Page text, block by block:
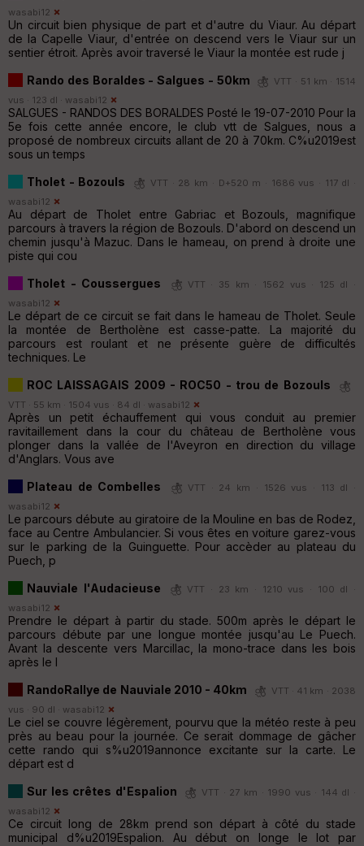
wasabi12
Un circuit bien physique de part et d'autre du Viaur. Au départ
de la Capelle Viaur, d'entrée on descend vers le Viaur sur un
sentier étroit. Après avoir traversé le Viaur la montée est rude j
Rando des Boraldes - Salgues - 50km
VTT · 51 km · 1514
vus · 123 dl · wasabi12
SALGUES - RANDOS DES BORALDES Posté le 19-07-2010 Pour la
5e fois cette année encore, le club vtt de Salgues, nous a
proposé de nombreux circuits allant de 20 à 70km. C%u2019est
sous un temps
Tholet - Bozouls
VTT · 28 km · D+520 m · 1686 vus · 117 dl ·
wasabi12
Au départ de Tholet entre Gabriac et Bozouls, magnifique
parcours à travers la région de Bozouls. D'abord on descend un
chemin jusqu'à Mazuc. Dans le hameau, on prend à droite une
piste qui cou
Tholet - Coussergues
VTT · 35 km · 1562 vus · 125 dl ·
wasabi12
Le départ de ce circuit se fait dans le hameau de Tholet. Seule
la montée de Bertholène est casse-patte. La majorité du
parcours est roulant et ne présente guère de difficultés
techniques. Le
ROC LAISSAGAIS 2009 - ROC50 - trou de Bozouls
VTT · 55 km · 1504 vus · 84 dl · wasabi12
Après un petit échauffement qui vous conduit au premier
ravitaillement dans la cour du château de Bertholène vous
plonger dans la vallée de l'Aveyron en direction du village
d'Anglars. Vous ave
Plateau de Combelles
VTT · 24 km · 1526 vus · 113 dl ·
wasabi12
Le parcours débute au giratoire de la Mouline en bas de Rodez,
face au Centre Ambulancier. Si vous êtes en voiture garez-vous
sur le parking de la Guinguette. Pour accèder au plateau du
Puech, p
Nauviale l'Audacieuse
VTT · 23 km · 1210 vus · 100 dl ·
wasabi12
Prendre le départ à partir du stade. 500m après le départ le
parcours débute par une longue montée jusqu'au Le Puech.
Avant la descente vers Marcillac, la mono-trace dans les bois
après le l
RandoRallye de Nauviale 2010 - 40km
VTT · 41 km · 2038
vus · 90 dl · wasabi12
Le ciel se couvre légèrement, pourvu que la météo reste à peu
près au beau pour la journée. Ce serait dommage de gâcher
cette rando qui s%u2019annonce excitante sur la carte. Le
départ est d
Sur les crêtes d'Espalion
VTT · 27 km · 1990 vus · 144 dl ·
wasabi12
Ce circuit long de 28km prend son départ à côté du stade
municipal d%u2019Espalion. Au début on longe le lot par